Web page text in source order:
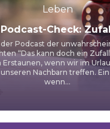
Leben
Podcast-Check:
der Podcast der
“Das kann doch ein Zufall
Erstaunen, wenn wir im
Nachbarn treffen.
wenn...